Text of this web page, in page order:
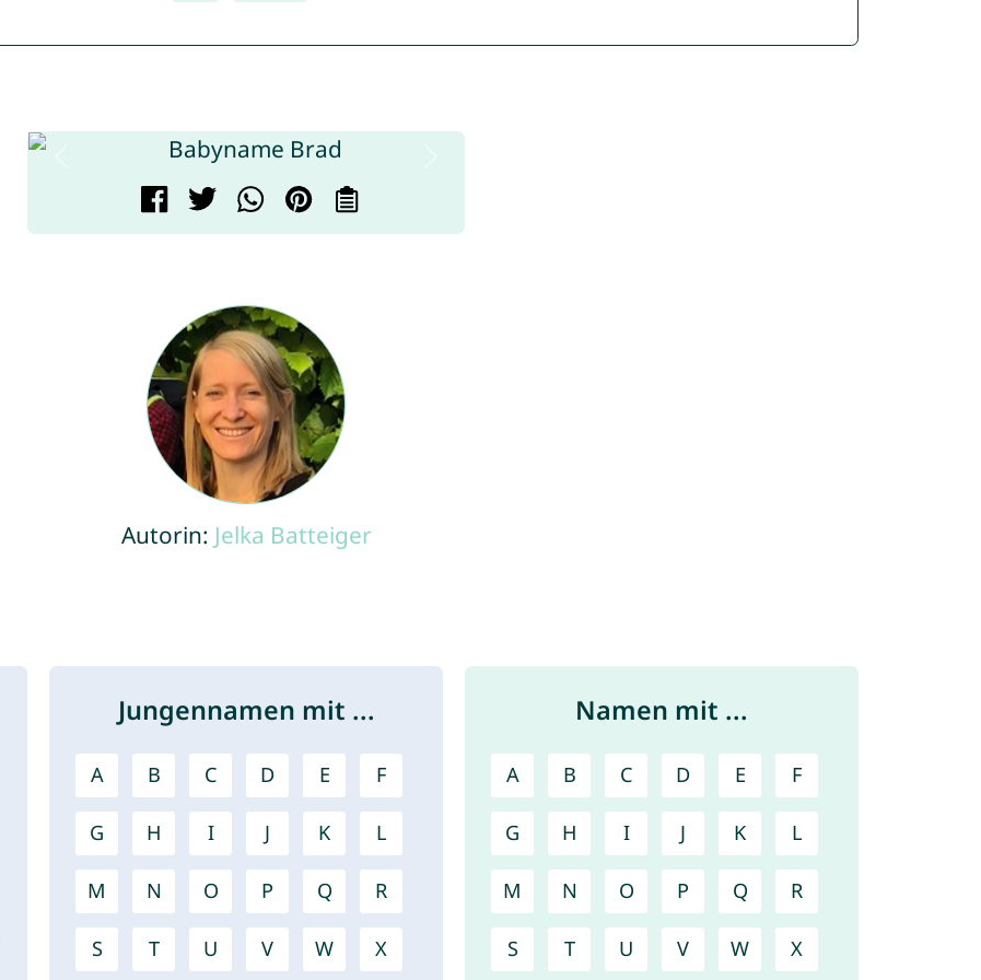
Autorin: Jelka Batteiger
Jungennamen mit ...
A B C D E F
G H I J K L
M N O P Q R
S T U V W X
Namen mit ...
A B C D E F
G H I J K L
M N O P Q R
S T U V W X